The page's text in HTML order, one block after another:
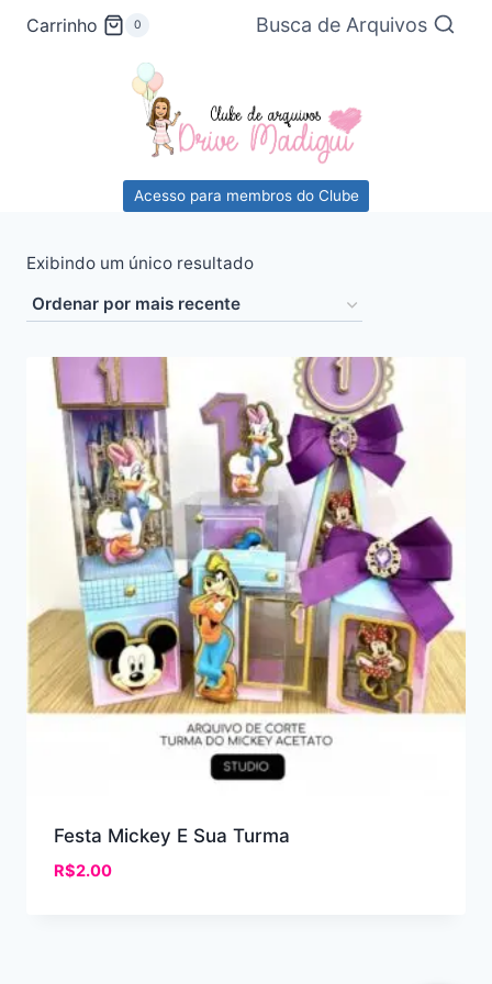
Pular
Carrinho 0 Busca de Arquivos
Acesso para membros do Clube
Exibindo um único resultado
Festa Mickey E Sua Turma
R$2.00